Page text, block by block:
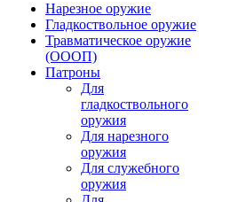
Нарезное оружие
Гладкоствольное оружие
Травматическое оружие
(ОООП)
Патроны
Для
гладкоствольного
оружия
Для нарезного
оружия
Для служебного
оружия